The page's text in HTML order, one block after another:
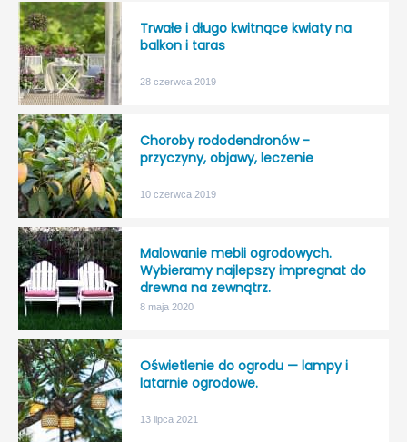
Trwałe i długo kwitnące kwiaty na
balkon i taras
28 czerwca 2019
Choroby rododendronów -
przyczyny, objawy, leczenie
10 czerwca 2019
Malowanie mebli ogrodowych.
Wybieramy najlepszy impregnat do
drewna na zewnątrz.
8 maja 2020
Oświetlenie do ogrodu — lampy i
latarnie ogrodowe.
13 lipca 2021